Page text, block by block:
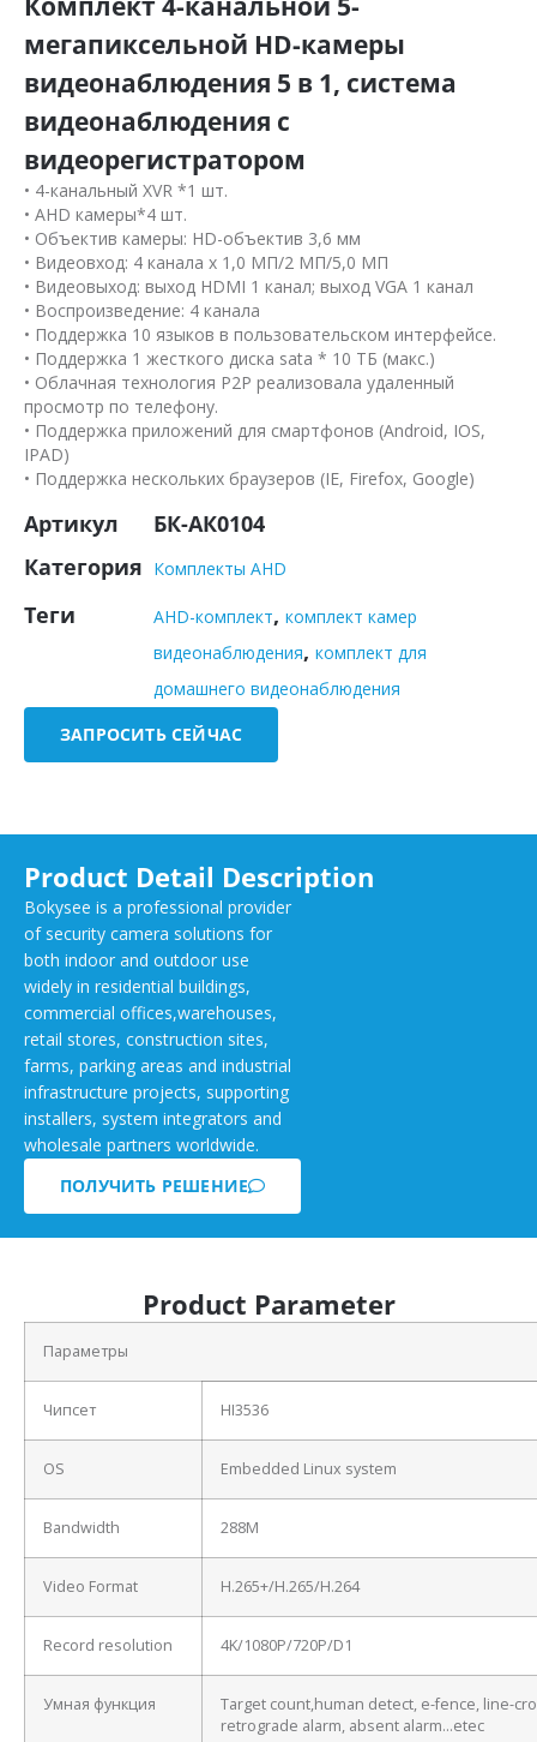
мегапиксельной HD-камеры
видеонаблюдения 5 в 1, система
видеонаблюдения с
видеорегистратором
• 4-канальный XVR *1 шт.
• AHD камеры*4 шт.
• Объектив камеры: HD-объектив 3,6 мм
• Видеовход: 4 канала x 1,0 МП/2 МП/5,0 МП
• Видеовыход: выход HDMI 1 канал; выход VGA 1 канал
• Воспроизведение: 4 канала
• Поддержка 10 языков в пользовательском интерфейсе.
• Поддержка 1 жесткого диска sata * 10 ТБ (макс.)
• Облачная технология P2P реализовала удаленный
просмотр по телефону.
• Поддержка приложений для смартфонов (Android, IOS,
IPAD)
• Поддержка нескольких браузеров (IE, Firefox, Google)
Артикул
БК-АК0104
Категория Комплекты AHD
Теги AHD-комплект, комплект камер
видеонаблюдения, комплект для
домашнего видеонаблюдения
ЗАПРОСИТЬ СЕЙЧАС
Product Detail Description
Bokysee is a professional provider
of security camera solutions for
both indoor and outdoor use
widely in residential buildings,
commercial offices,warehouses,
retail stores, construction sites,
farms, parking areas and industrial
infrastructure projects, supporting
installers, system integrators and
wholesale partners worldwide.
ПОЛУЧИТЬ РЕШЕНИЕ
Product Parameter
Параметры
Чипсет HI3536
OS Embedded Linux system
Bandwidth 288M
Video Format H.265+/H.265/H.264
Record resolution 4K/1080P/720P/D1
Умная функция
Target count,human detect, e-fence, line-
retrograde alarm, absent alarm…etec